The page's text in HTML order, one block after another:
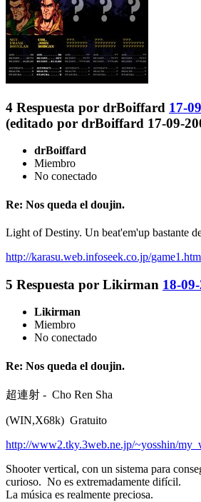
4 Respuesta por drBoiffard 17-
(editado por drBoiffard 17-09-
drBoiffard
Miembro
No conectado
Re: Nos queda el doujin.
Light of Destiny. Un beat'em'up bastante
http://karasu.web.infoseek.co.jp/game1.htm
5 Respuesta por Likirman 18-
Likirman
Miembro
No conectado
Re: Nos queda el doujin.
超連射 - Cho Ren Sha
(WIN,X68k) Gratuito
http://www2.tky.3web.ne.jp/~yosshin/
Shooter vertical, con un sistema para
curioso. No es extremadamente difícil.
La música es realmente preciosa.